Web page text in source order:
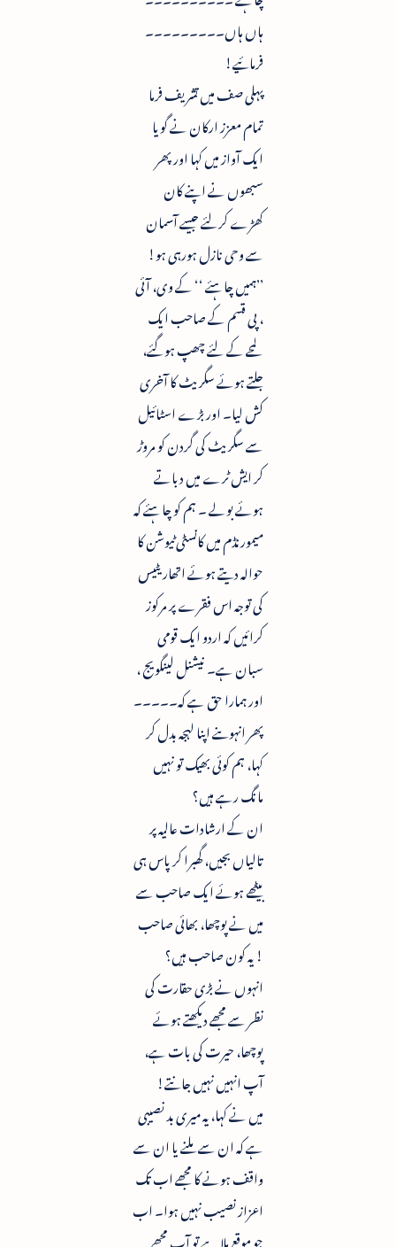
ہاں ہاں۔۔۔۔۔۔۔۔۔
فرمائیے!
پہلی صف میں تشریف فرما
تمام معزز ارکان نے گویا
ایک آواز میں کہا اور پھر
سبھوں نے اپنے کان
کھڑے کرلئے جیسے آسمان
سے وحی نازل ہورہی ہو!
’’ہمیں چاہئے ‘‘ کے وی، آئی
، پی قسم کے صاحب ایک
لمحے کے لئے چھپ ہوگئے،
جلتے ہوئے سگریٹ کا آخری
کش لیا۔ اور بڑے اسٹائیل
سے سگریٹ کی گردن کو مروڑ
کر ایش ٹرے میں دباتے
ہوئے بولے ۔ ہم کو چاہئے کہ
میمورنڈم میں کانسٹی ٹیوشن کا
حوالہ دیتے ہوئے اتھاریٹیس
کی توجہ اس فقرے پر مرکوز
کرائیں کہ اردو ایک قومی
سبان ہے۔ نیشنل لینگویج ،
اور ہمارا حق ہے کہ۔۔۔۔۔
پھر انہوںنے اپنا لہجہ بدل کر
کہا، ہم کوئی بھیک تو نہیں
مانگ رہے ہیں؟
ان کے ارشادات عالیہ پر
تالیاں بجیں، گھبرا کر پاس ہی
بیٹھے ہوئے ایک صاحب سے
میں نے پوچھا، بھائی صاحب
! یہ کون صاحب ہیں؟
انہوں نے بڑی حقارت کی
نظر سے مجھے دیکھتے ہوئے
پوچھا، حیرت کی بات ہے،
آپ انہیں نہیں جانتے!
میں نے کہا، یہ میری بد نصیبی
ہے کہ ان سے ملنے یا ان سے
واقف ہونے کا مجھے اب تک
اعزاز نصیب نہیں ہوا۔ اب
جو موقع ملا ہے تو آپ مجھے